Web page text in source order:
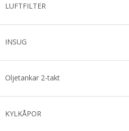
LUFTFILTER
INSUG
Oljetankar 2-takt
KYLKÅPOR